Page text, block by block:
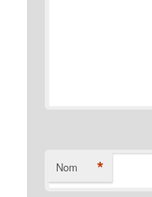
Nom *